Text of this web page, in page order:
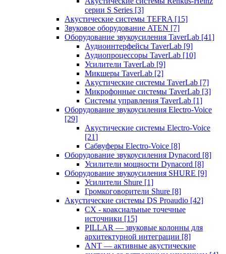
серии S Series [3]
Акустические системы TEFRA [15]
Звуковое оборудование ATEN [7]
Оборудование звукоусиления TaverLab [41]
Аудиоинтерфейсы TaverLab [9]
Аудиопроцессоры TaverLab [10]
Усилители TaverLab [9]
Микшеры TaverLab [2]
Акустические системы TaverLab [7]
Микрофонные системы TaverLab [3]
Системы управления TaverLab [1]
Оборудование звукоусиления Electro-Voice
[29]
Акустические системы Electro-Voice
[21]
Сабвуферы Electro-Voice [8]
Оборудование звукоусиления Dynacord [8]
Усилители мощности Dynacord [8]
Оборудование звукоусиления SHURE [9]
Усилители Shure [1]
Громкоговорители Shure [8]
Акустические системы DS Proaudio [42]
CX - коаксиальные точечные
источники [15]
PILLAR — звуковые колонны для
архитектурной интеграции [8]
ANT — активные акустические